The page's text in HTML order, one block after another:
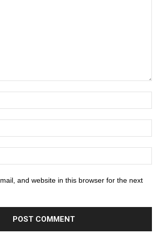
and website in this browser for the next